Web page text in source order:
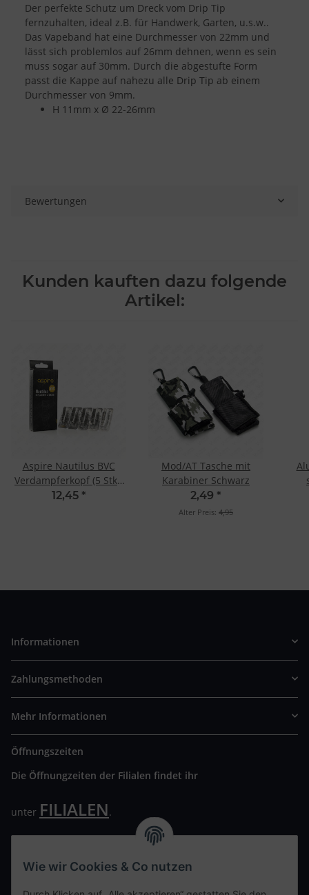
Der perfekte Schutz um Dreck vom Drip Tip
fernzuhalten, ideal z.B. für Handwerk, Garten, u.s.w..
Das Vapeband hat eine Durchmesser von 22mm und
lässt sich problemlos auf 26mm dehnen, wenn es sein
muss sogar auf 30mm. Durch die abgestufte Form
passt die Kappe auf nahezu alle Drip Tip ab einem
Durchmesser von 9mm.
H 11mm x Ø 22-26mm
Bewertungen
Kunden kauften dazu folgende
Artikel:
Aspire Nautilus BVC
Verdampferkopf (5 Stk.)
1.0 Ohm Mesh
12,45 *
Mod/AT Tasche mit
Karabiner Schwarz
2,49 *
Alter Preis: 4,95
Informationen
Zahlungsmethoden
Mehr Informationen
Öffnungszeiten
Die Öffnungzeiten der Filialen findet ihr
unter FILIALEN.
Wir freuen uns auf Euren Besuch. Bitte beachtet die
Wie wir Cookies & Co nutzen